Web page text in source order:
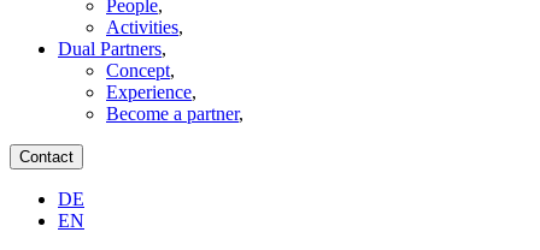
People,
Activities,
Dual Partners,
Concept,
Experience,
Become a partner,
Contact
DE
EN